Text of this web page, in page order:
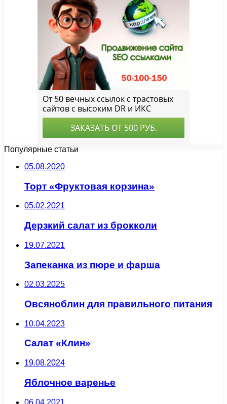
Популярные статьи
05.08.2020
Торт «Фруктовая корзина»
05.02.2021
Дерзкий салат из брокколи
19.07.2021
Запеканка из пюре и фарша
02.03.2025
Овсяноблин для правильного питания
10.04.2023
Салат «Клин»
19.08.2024
Яблочное варенье
06.04.2021